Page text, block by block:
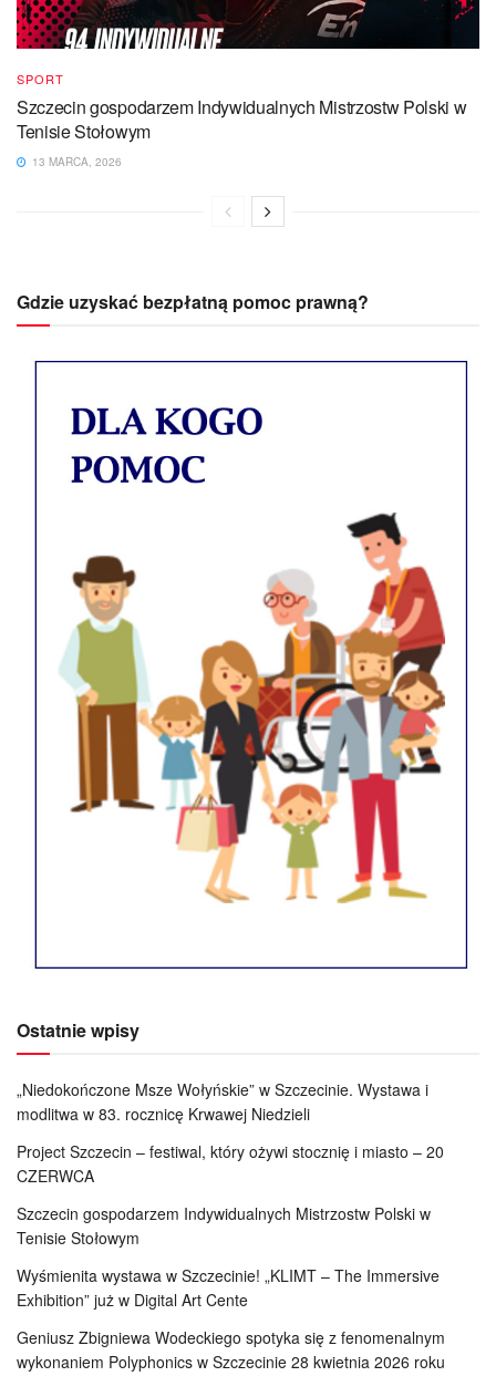
SPORT
Szczecin gospodarzem Indywidualnych Mistrzostw Polski w
Tenisie Stołowym
13 MARCA, 2026
Gdzie uzyskać bezpłatną pomoc prawną?
Ostatnie wpisy
„Niedokończone Msze Wołyńskie” w Szczecinie. Wystawa i
modlitwa w 83. rocznicę Krwawej Niedzieli
Project Szczecin – festiwal, który ożywi stocznię i miasto – 20
CZERWCA
Szczecin gospodarzem Indywidualnych Mistrzostw Polski w
Tenisie Stołowym
Wyśmienita wystawa w Szczecinie! „KLIMT – The Immersive
Exhibition” już w Digital Art Cente
Geniusz Zbigniewa Wodeckiego spotyka się z fenomenalnym
wykonaniem Polyphonics w Szczecinie 28 kwietnia 2026 roku